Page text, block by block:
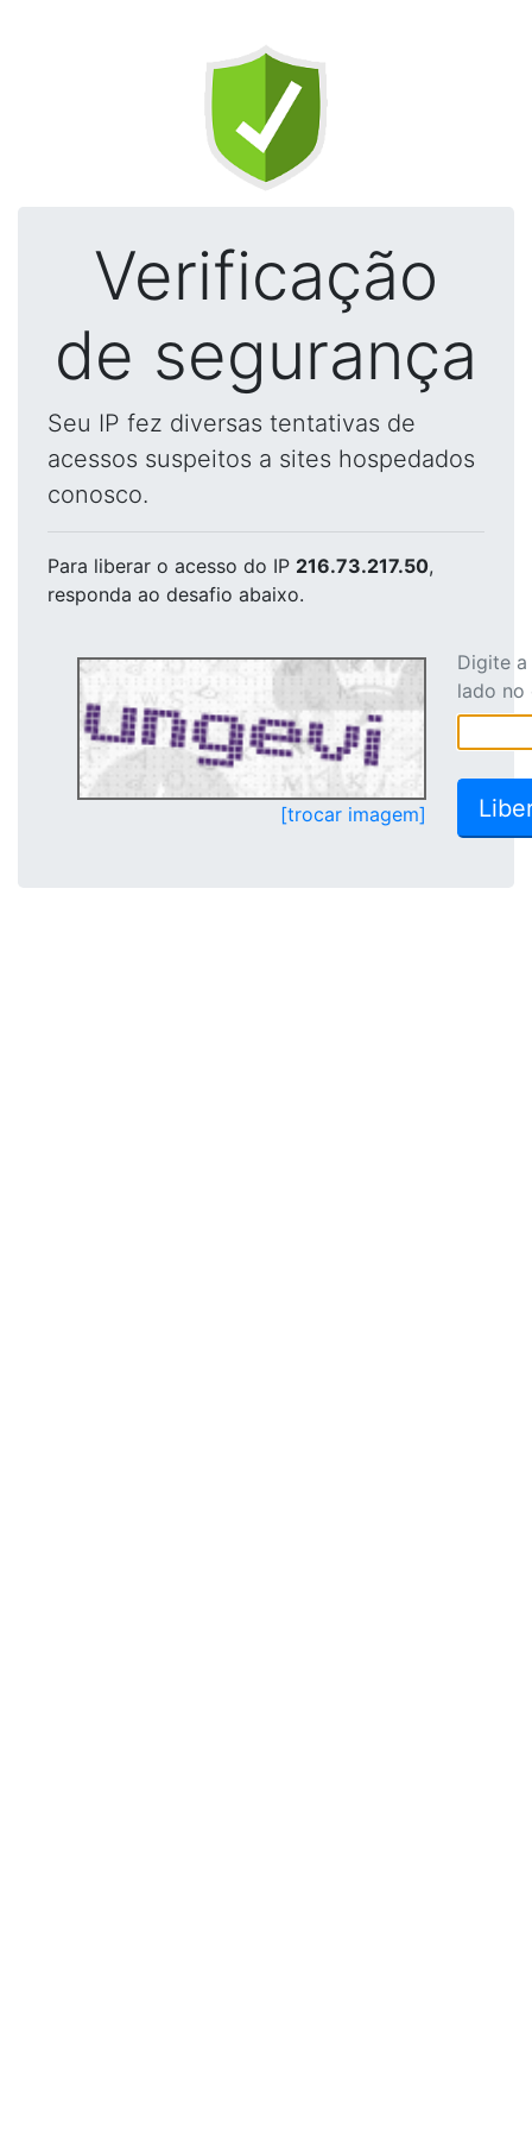
Verificação
de segurança
Seu IP fez diversas tentativas de
acessos suspeitos a sites hospedados
conosco.
Para liberar o acesso do IP 216.73.217.50,
responda ao desafio abaixo.
[trocar imagem]
Digite
lado no